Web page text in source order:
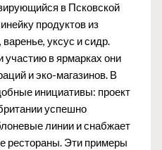
в Псковской
продуктов из
уксус и сидр.
участию в ярмарках они
и эко-магазинов. В
инициативы: проект
успешно
линии и снабжает
рестораны. Эти примеры